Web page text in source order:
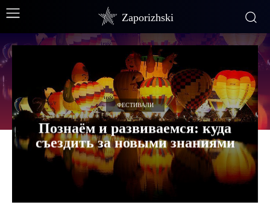
Zaporizhski
ФЕСТИВАЛИ
Познаём и развиваемся: куда
съездить за новыми знаниями